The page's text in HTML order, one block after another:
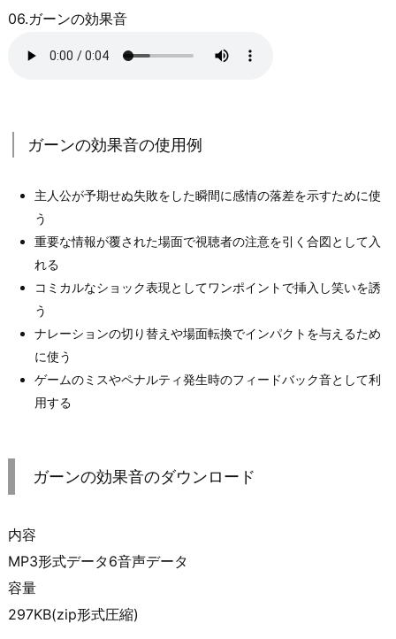
06.ガーンの効果音
ガーンの効果音の使用例
主人公が予期せぬ失敗をした瞬間に感情の落差を示すために使
う
重要な情報が覆された場面で視聴者の注意を引く合図として入
れる
コミカルなショック表現としてワンポイントで挿入し笑いを誘
う
ナレーションの切り替えや場面転換でインパクトを与えるため
に使う
ゲームのミスやペナルティ発生時のフィードバック音として利
用する
ガーンの効果音のダウンロード
内容
MP3形式データ6音声データ
容量
297KB(zip形式圧縮)